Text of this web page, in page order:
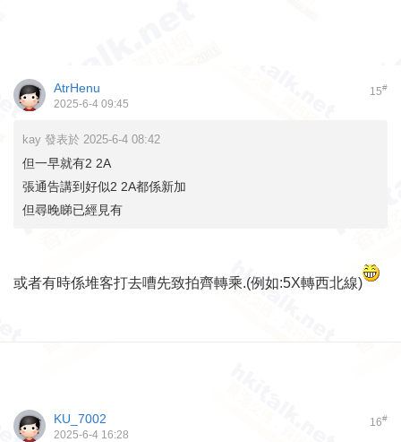
15#
AtrHenu
2025-6-4 09:45
kay 發表於 2025-6-4 08:42
但一早就有2 2A
張通告講到好似2 2A都係新加
但尋晚睇已經見有
或者有時係堆客打去嘈先致拍齊轉乘.(例如:5X轉西北線)
16#
KU_7002
2025-6-4 16:28